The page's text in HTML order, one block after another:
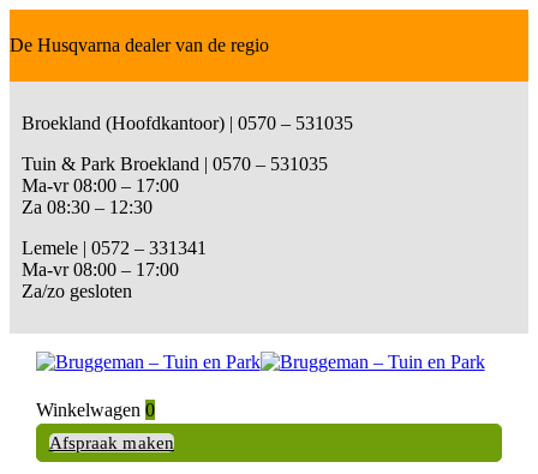
De Husqvarna dealer van de regio
Broekland (Hoofdkantoor) | 0570 – 531035
Tuin & Park Broekland | 0570 – 531035
Ma-vr 08:00 – 17:00
Za 08:30 – 12:30
Lemele | 0572 – 331341
Ma-vr 08:00 – 17:00
Za/zo gesloten
Winkelwagen 0
Afspraak maken